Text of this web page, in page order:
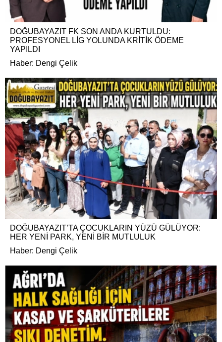
DOĞUBAYAZIT FK SON ANDA KURTULDU:
PROFESYONEL LİG YOLUNDA KRİTİK ÖDEME
YAPILDI
Haber: Dengi Çelik
DOĞUBAYAZIT’TA ÇOCUKLARIN YÜZÜ GÜLÜYOR:
HER YENİ PARK, YENİ BİR MUTLULUK
Haber: Dengi Çelik